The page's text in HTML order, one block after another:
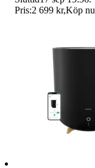
Pris:2 699 kr,Köp nu